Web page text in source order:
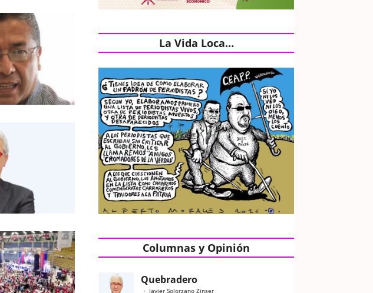
La Vida Loca…
Columnas y Opinión
Quebradero
Javier Solorzano Zinser